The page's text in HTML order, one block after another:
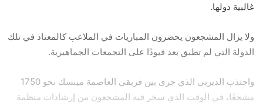
غالبية دولها.
ولا يزال المشجعون يحضرون المباريات في الملاعب كالمعتاد في تلك
الدولة التي لم تطبق بعد قيودًا على التجمعات الجماهيرية.
واجتذب الديربي الذي جرى بين فريقي العاصمة مينسك نحو 1750
مشجعًا، في الوقت الذي سخر فيه المشجعون من إرشادات منظمة